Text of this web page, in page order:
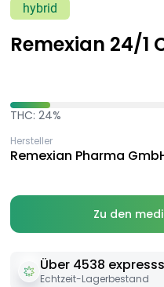
hybrid
Remexian 24/1
THC: 24%
Hersteller
Remexian Pharma
Zu den
Über 4538
Echtzeit-Lagerbestand